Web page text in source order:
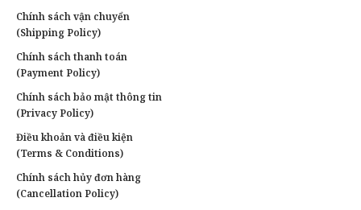
Chính sách vận chuyển
(Shipping Policy)
Chính sách thanh toán
(Payment Policy)
Chính sách bảo mật thông tin
(Privacy Policy)
Điều khoản và điều kiện
(Terms & Conditions)
Chính sách hủy đơn hàng
(Cancellation Policy)